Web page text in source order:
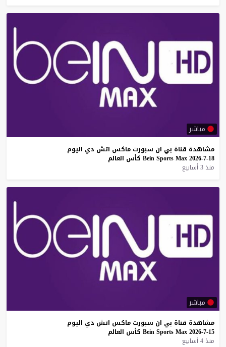
مباشر
مشاهدة قناة بي ان سبورت ماكس اتش دي اليوم
18-7-2026
Bein Sports Max كأس العالم
منذ 3 أسابيع
مباشر
مشاهدة قناة بي ان سبورت ماكس اتش دي اليوم
15-7-2026
Bein Sports Max كأس العالم
منذ 4 أسابيع